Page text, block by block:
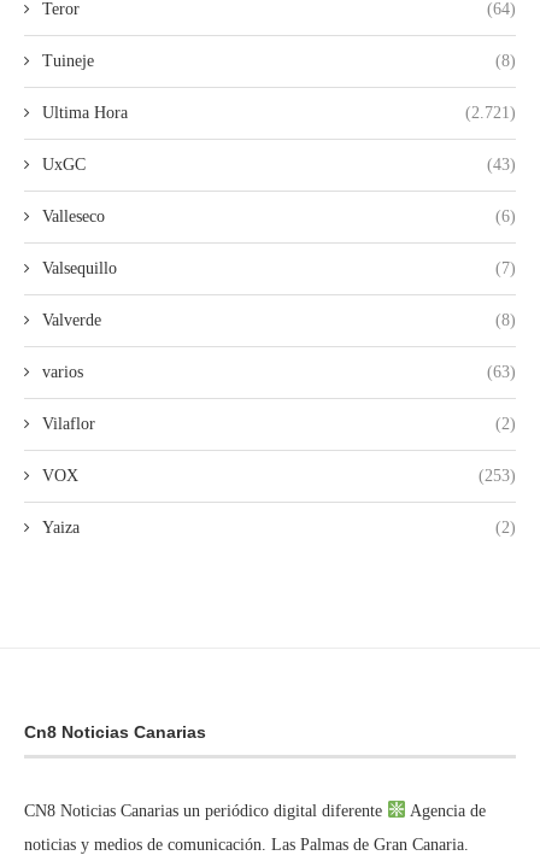
Teror (64)
Tuineje (8)
Ultima Hora (2.721)
UxGC (43)
Valleseco (6)
Valsequillo (7)
Valverde (8)
varios (63)
Vilaflor (2)
VOX (253)
Yaiza (2)
Cn8 Noticias Canarias
CN8 Noticias Canarias un periódico digital diferente
Agencia de
noticias y medios de comunicación. Las Palmas de Gran Canaria.